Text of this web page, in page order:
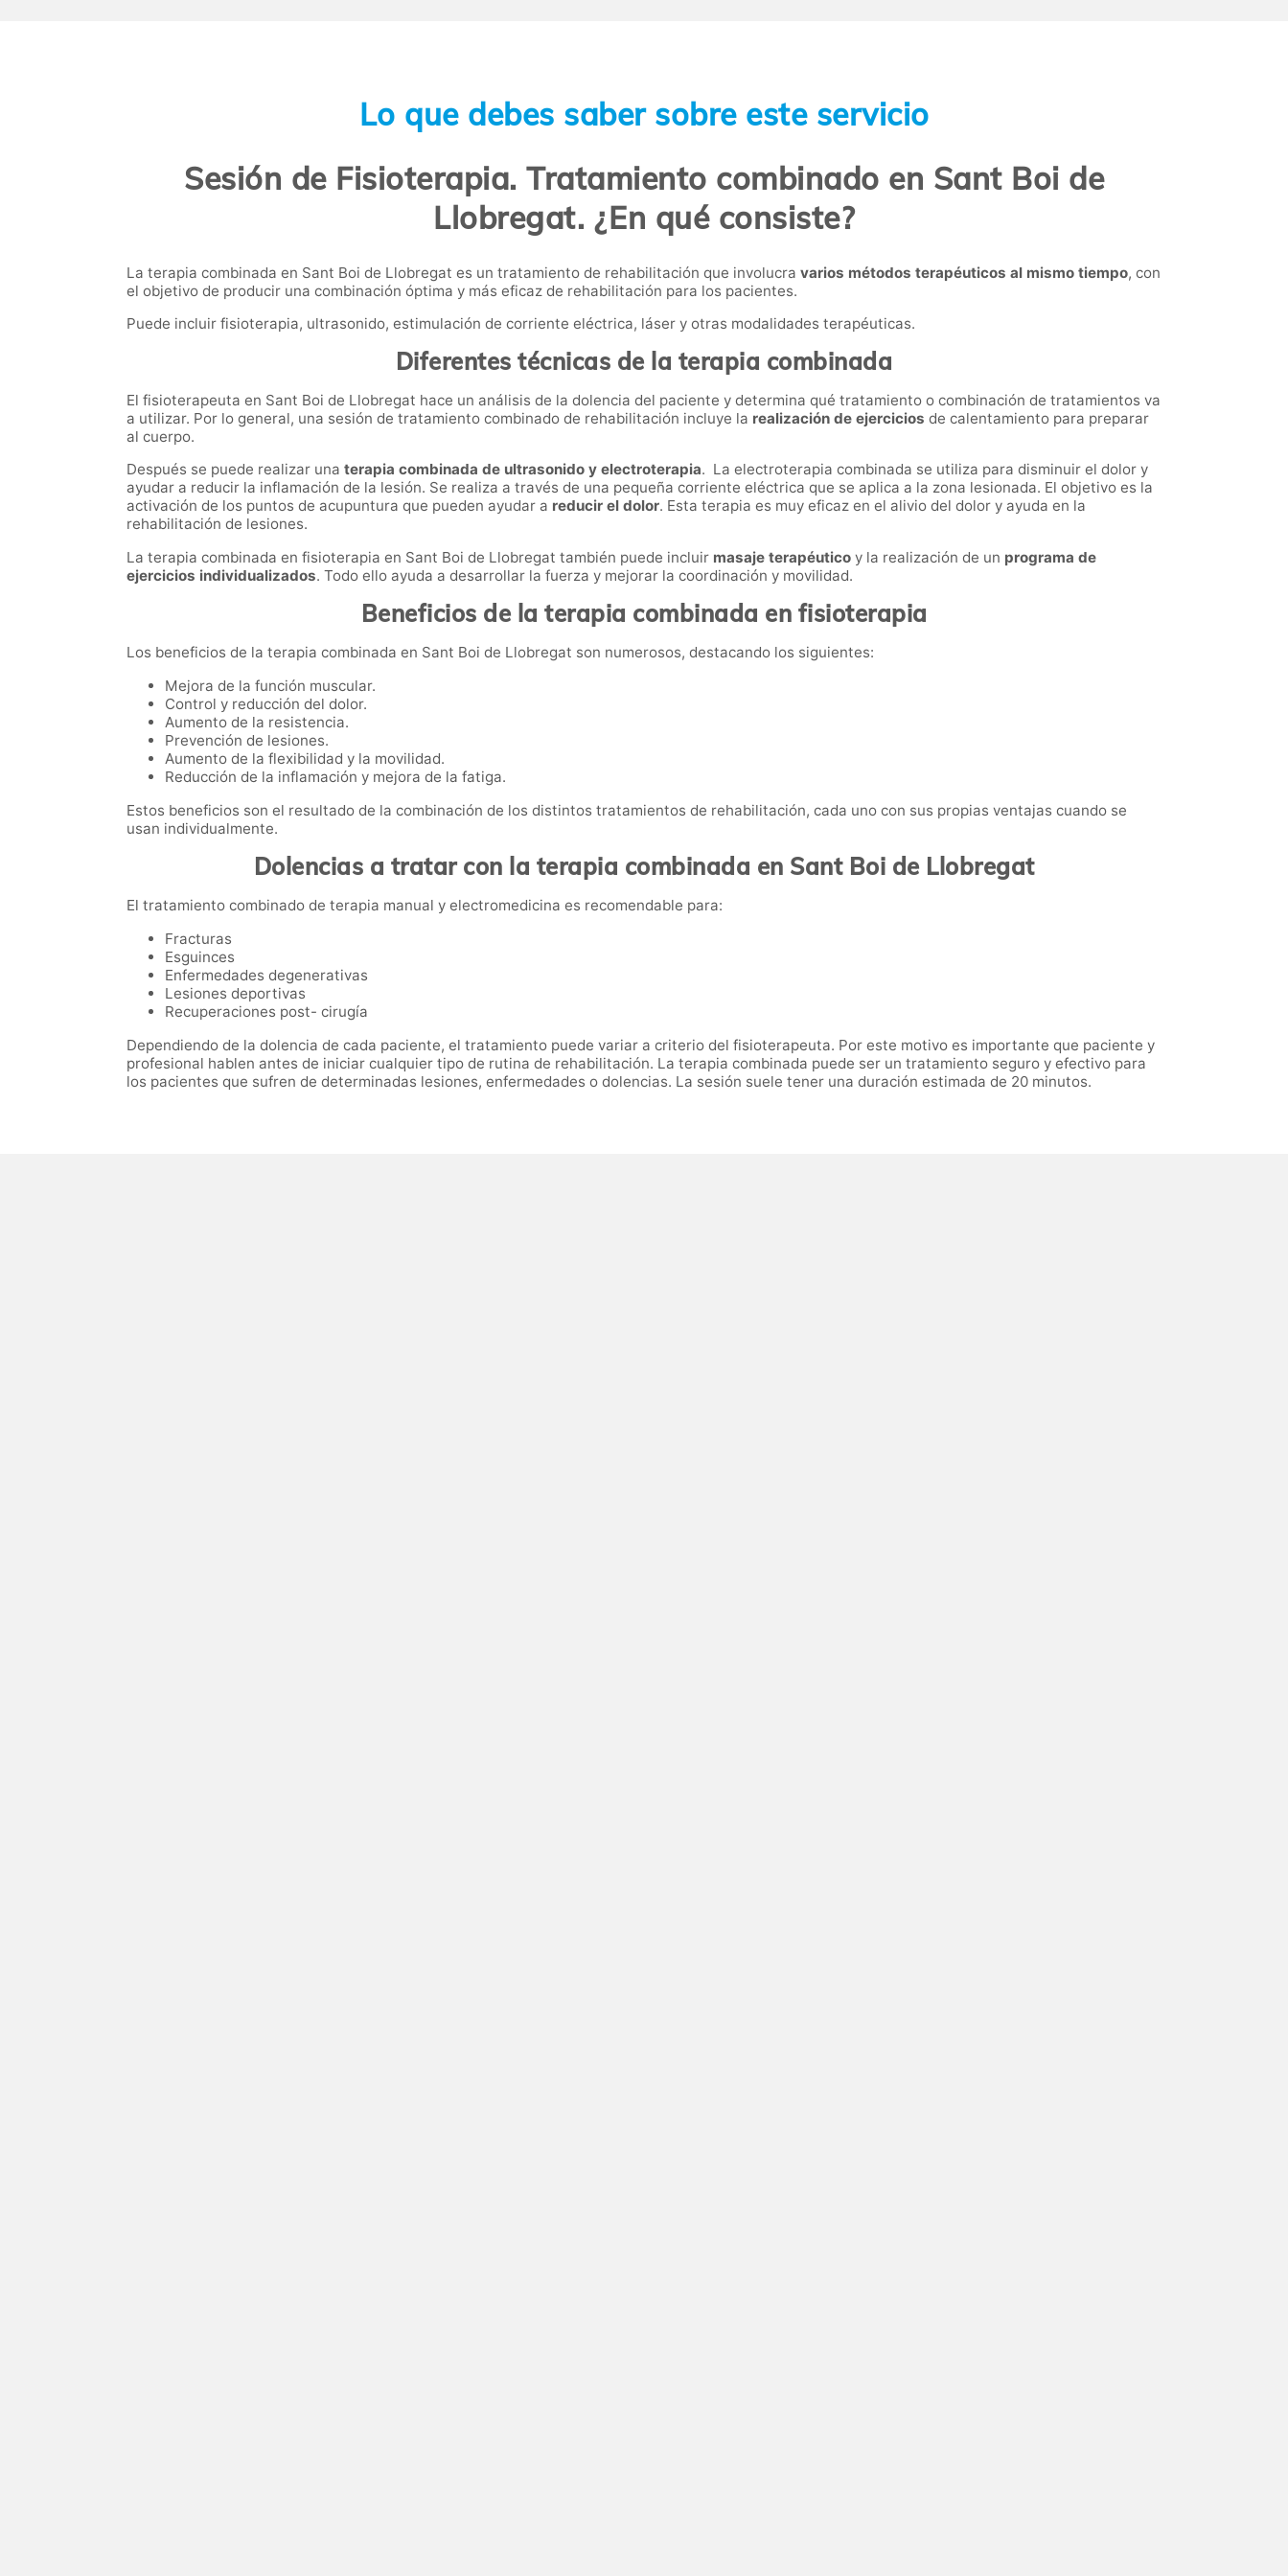
Lo que debes saber sobre este servicio
Sesión de Fisioterapia. Tratamiento combinado en Sant Boi de
Llobregat. ¿En qué consiste?
La terapia combinada en Sant Boi de Llobregat es un tratamiento de rehabilitación que involucra varios métodos terapéuticos al mismo tiempo, con
el objetivo de producir una combinación óptima y más eficaz de rehabilitación para los pacientes.
Puede incluir fisioterapia, ultrasonido, estimulación de corriente eléctrica, láser y otras modalidades terapéuticas.
Diferentes técnicas de la terapia combinada
El fisioterapeuta en Sant Boi de Llobregat hace un análisis de la dolencia del paciente y determina qué tratamiento o combinación de tratamientos va
a utilizar. Por lo general, una sesión de tratamiento combinado de rehabilitación incluye la realización de ejercicios de calentamiento para preparar
al cuerpo.
Después se puede realizar una terapia combinada de ultrasonido y electroterapia. La electroterapia combinada se utiliza para disminuir el dolor y
ayudar a reducir la inflamación de la lesión. Se realiza a través de una pequeña corriente eléctrica que se aplica a la zona lesionada. El objetivo es la
activación de los puntos de acupuntura que pueden ayudar a reducir el dolor. Esta terapia es muy eficaz en el alivio del dolor y ayuda en la
rehabilitación de lesiones.
La terapia combinada en fisioterapia en Sant Boi de Llobregat también puede incluir masaje terapéutico y la realización de un programa de
ejercicios individualizados. Todo ello ayuda a desarrollar la fuerza y mejorar la coordinación y movilidad.
Beneficios de la terapia combinada en fisioterapia
Los beneficios de la terapia combinada en Sant Boi de Llobregat son numerosos, destacando los siguientes:
Mejora de la función muscular.
Control y reducción del dolor.
Aumento de la resistencia.
Prevención de lesiones.
Aumento de la flexibilidad y la movilidad.
Reducción de la inflamación y mejora de la fatiga.
Estos beneficios son el resultado de la combinación de los distintos tratamientos de rehabilitación, cada uno con sus propias ventajas cuando se
usan individualmente.
Dolencias a tratar con la terapia combinada en Sant Boi de Llobregat
El tratamiento combinado de terapia manual y electromedicina es recomendable para:
Fracturas
Esguinces
Enfermedades degenerativas
Lesiones deportivas
Recuperaciones post- cirugía
Dependiendo de la dolencia de cada paciente, el tratamiento puede variar a criterio del fisioterapeuta. Por este motivo es importante que paciente y
profesional hablen antes de iniciar cualquier tipo de rutina de rehabilitación. La terapia combinada puede ser un tratamiento seguro y efectivo para
los pacientes que sufren de determinadas lesiones, enfermedades o dolencias. La sesión suele tener una duración estimada de 20 minutos.